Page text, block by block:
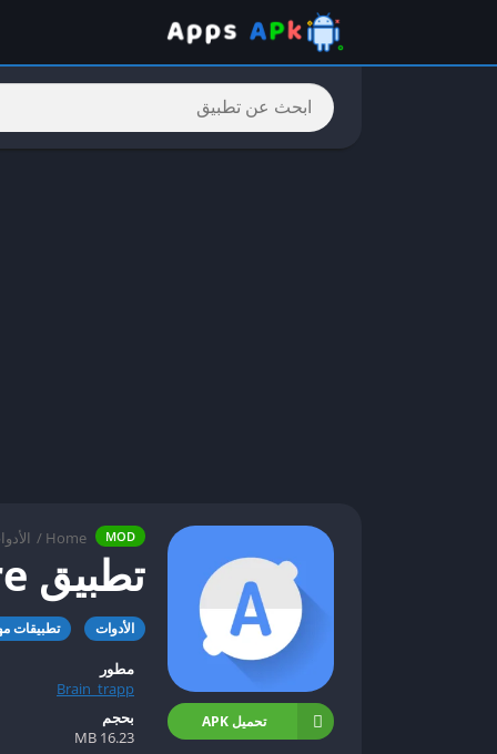
MOD
Home
/
تطبيق Ampere مهكر
الأدوات تطبيقات
تحميل APK
مطور
Brain_trapp
بحجم
16.23 MB